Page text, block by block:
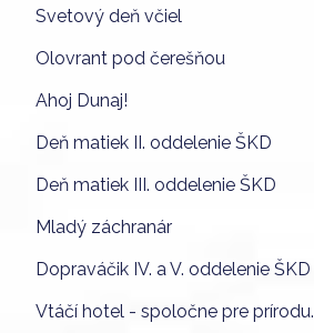
Svetový deň včiel
Olovrant pod čerešňou
Ahoj Dunaj!
Deň matiek II. oddelenie ŠKD
Deň matiek III. oddelenie ŠKD
Mladý záchranár
Dopraváčik IV. a V. oddelenie ŠKD
Vtáčí hotel - spoločne pre prírodu.